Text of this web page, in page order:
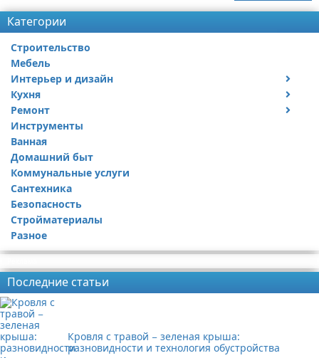
Категории
Строительство
Мебель
Интерьер и дизайн
Дизайн дачи
Дизайн квартиры
Кухня
Посуда
Ремонт
Ремонт дачи
Ремонт квартиры
Инструменты
Ванная
Домашний быт
Коммунальные услуги
Сантехника
Безопасность
Стройматериалы
Разное
Последние статьи
Кровля с травой − зеленая крыша:
разновидности и технология обустройства